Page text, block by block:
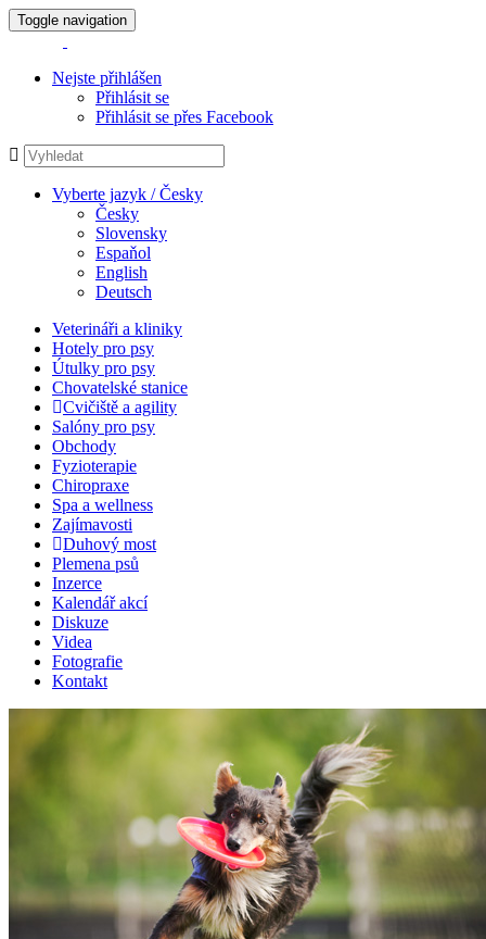
Toggle navigation
Nejste přihlášen
Přihlásit se
Přihlásit se přes Facebook
Vyberte jazyk / Česky
Česky
Slovensky
Espaňol
English
Deutsch
Veterináři a kliniky
Hotely pro psy
Útulky pro psy
Chovatelské stanice
Cvičiště a agility
Salóny pro psy
Obchody
Fyzioterapie
Chiropraxe
Spa a wellness
Zajímavosti
Duhový most
Plemena psů
Inzerce
Kalendář akcí
Diskuze
Videa
Fotografie
Kontakt